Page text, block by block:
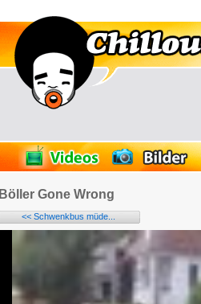
Böller Gone Wrong
<< Schwenkbus müde...